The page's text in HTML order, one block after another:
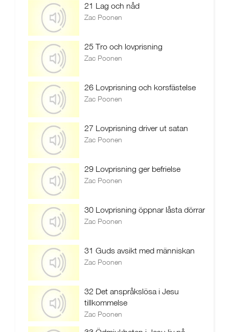
21 Lag och nåd
Zac Poonen
25 Tro och lovprisning
Zac Poonen
26 Lovprisning och korsfästelse
Zac Poonen
27 Lovprisning driver ut satan
Zac Poonen
29 Lovprisning ger befrielse
Zac Poonen
30 Lovprisning öppnar låsta dörrar
Zac Poonen
31 Guds avsikt med människan
Zac Poonen
32 Det anspråkslösa i Jesu
tillkommelse
Zac Poonen